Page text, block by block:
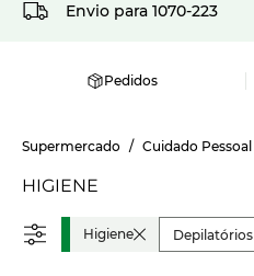
Envio para 1070-223
Pedidos
Supermercado Cuidado Pessoal
HIGIENE
Higiene Depilatórios